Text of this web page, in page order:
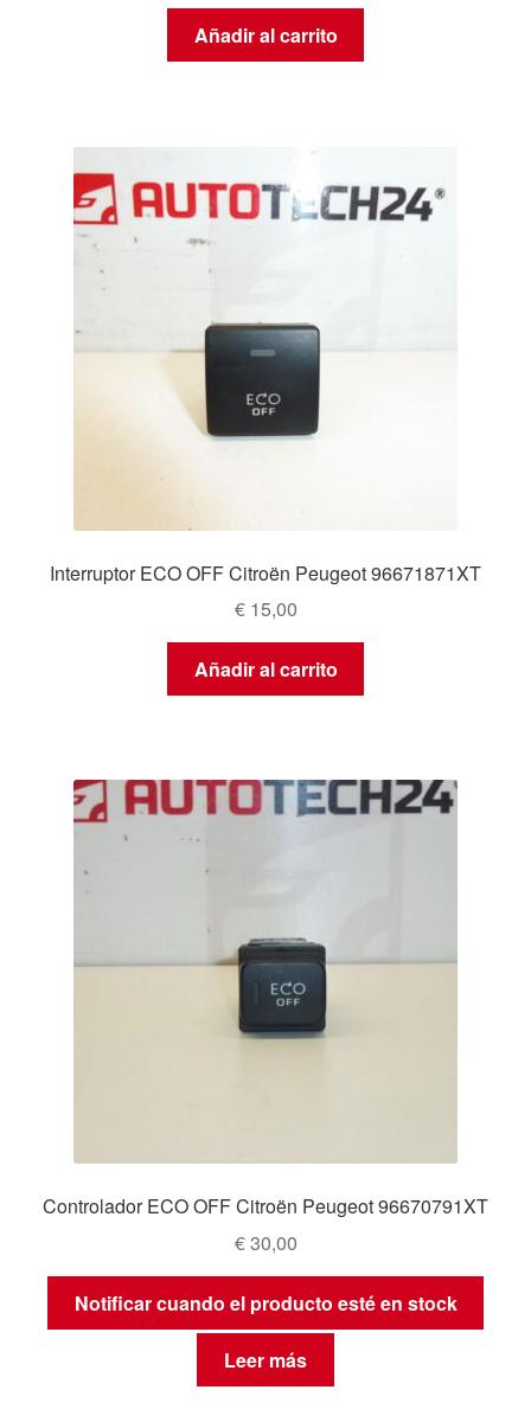
Añadir al carrito
Interruptor ECO OFF Citroën Peugeot 96671871XT
€15,00
Añadir al carrito
Controlador ECO OFF Citroën Peugeot 96670791XT
€30,00
Notificar cuando el producto esté en stock
Leer más